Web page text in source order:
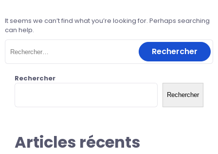
It seems we can’t find what you’re looking for. Perhaps searching
can help.
Rechercher
Rechercher
Articles récents